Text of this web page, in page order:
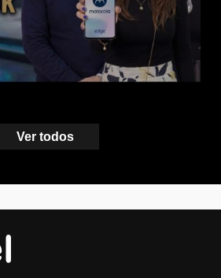
Ver todos